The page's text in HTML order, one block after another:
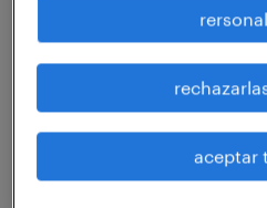
decisiones, incluso
cómo se acomodan las
impactado en las tasas
acuerdo al último
aceptar